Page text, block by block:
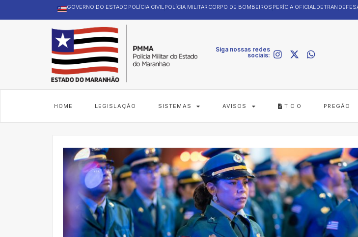
GOVERNO DO ESTADO POLÍCIA CIVILPOLÍCIA MILITAR CORPO DE BOMBEIROS PERÍCIA OFICIALDETRAN
Siga nossas redes
sociais:
HOME LEGISLAÇÃO SISTEMAS AVISOS T C O PREGÃO